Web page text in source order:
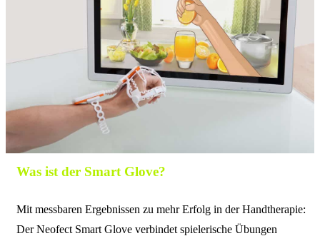
Was ist der Smart Glove?
Mit messbaren Ergebnissen zu mehr Erfolg in der Handtherapie:
Der Neofect Smart Glove verbindet spielerische Übungen